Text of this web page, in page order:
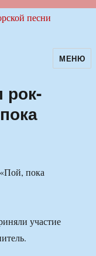
МЕНЮ
рок-
участие